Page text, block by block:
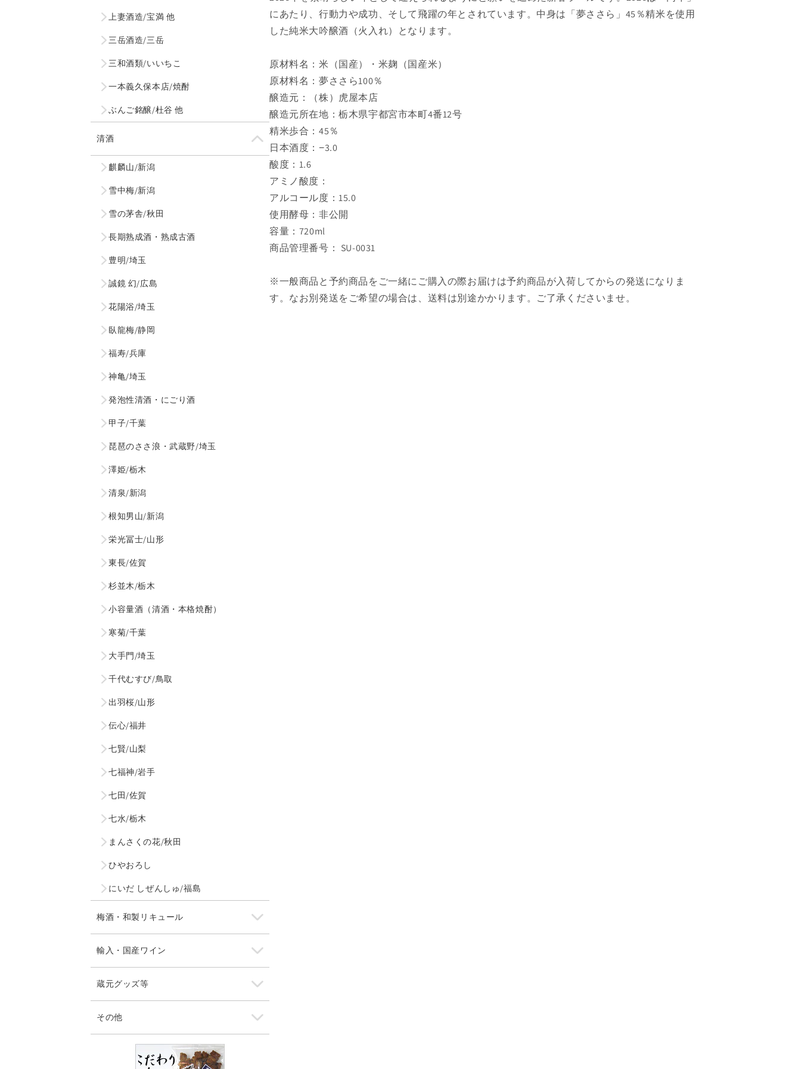
上妻酒造/宝満 他
三岳酒造/三岳
三和酒類/いいちこ
一本義久保本店/焼酎
ぶんご銘醸/杜谷 他
清酒
麒麟山/新潟
雪中梅/新潟
雪の茅舎/秋田
長期熟成酒・熟成古酒
豊明/埼玉
誠鏡 幻/広島
花陽浴/埼玉
臥龍梅/静岡
福寿/兵庫
神亀/埼玉
発泡性清酒・にごり酒
甲子/千葉
琵琶のささ浪・武蔵野/埼玉
澤姫/栃木
清泉/新潟
根知男山/新潟
栄光冨士/山形
東長/佐賀
杉並木/栃木
小容量酒（清酒・本格焼酎）
寒菊/千葉
大手門/埼玉
千代むすび/鳥取
出羽桜/山形
伝心/福井
七賢/山梨
七福神/岩手
七田/佐賀
七水/栃木
まんさくの花/秋田
ひやおろし
にいだ しぜんしゅ/福島
梅酒・和製リキュール
輸入・国産ワイン
蔵元グッズ等
その他
にあたり、行動力や成功、そして飛躍の年とされています。中身は「夢ささら」45％精米を使用
した純米大吟醸酒（火入れ）となります。
原材料名：米（国産）・米麹（国産米）
原材料名：夢ささら100％
醸造元：（株）虎屋本店
醸造元所在地：栃木県宇都宮市本町4番12号
精米歩合：45％
日本酒度：−3.0
酸度：1.6
アミノ酸度：
アルコール度：15.0
使用酵母：非公開
容量：720ml
商品管理番号： SU-0031
※一般商品と予約商品をご一緒にご購入の際お届けは予約商品が入荷してからの発送になりま
す。なお別発送をご希望の場合は、送料は別途かかります。ご了承くださいませ。